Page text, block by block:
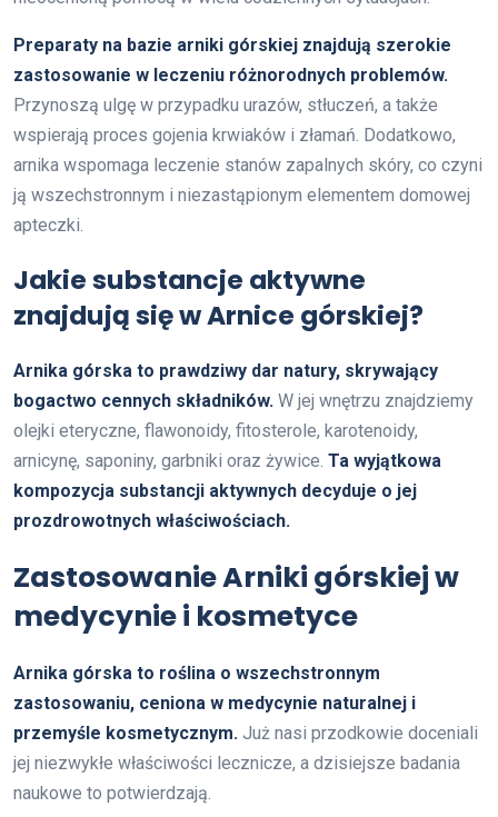
Preparaty na bazie arniki górskiej znajdują szerokie
zastosowanie w leczeniu różnorodnych problemów.
Przynoszą ulgę w przypadku urazów, stłuczeń, a także
wspierają proces gojenia krwiaków i złamań. Dodatkowo,
arnika wspomaga leczenie stanów zapalnych skóry, co czyni
ją wszechstronnym i niezastąpionym elementem domowej
apteczki.
Jakie substancje aktywne
znajdują się w Arnice górskiej?
Arnika górska to prawdziwy dar natury, skrywający
bogactwo cennych składników. W jej wnętrzu znajdziemy
olejki eteryczne, flawonoidy, fitosterole, karotenoidy,
arnicynę, saponiny, garbniki oraz żywice. Ta wyjątkowa
kompozycja substancji aktywnych decyduje o jej
prozdrowotnych właściwościach.
Zastosowanie Arniki górskiej w
medycynie i kosmetyce
Arnika górska to roślina o wszechstronnym
zastosowaniu, ceniona w medycynie naturalnej i
przemyśle kosmetycznym. Już nasi przodkowie doceniali
jej niezwykłe właściwości lecznicze, a dzisiejsze badania
naukowe to potwierdzają.